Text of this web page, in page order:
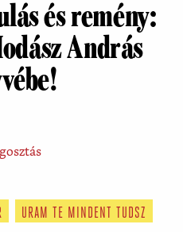
és remény:
András
URAM TE MINDENT TUDSZ